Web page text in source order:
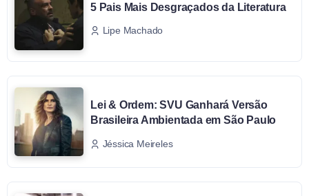
5 Pais Mais Desgraçados da Literatura
Lipe Machado
Lei & Ordem: SVU Ganhará Versão
Brasileira Ambientada em São Paulo
Jéssica Meireles